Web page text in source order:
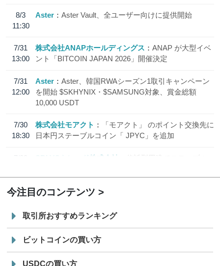
8/3
11:30
Aster Aster Vault、全ユーザー向けに提供開始
7/31
13:00
株式会社ANAPホールディングス
ANAP が大型イベ
ント「BITCOIN JAPAN 2026」開催決定
7/31
12:00
Aster
Aster、韓国RWAシーズン1取引キャンペーン
を開始 $SKHYNIX・$SAMSUNG対象、賞金総額
10,000 USDT
7/30
18:30
株式会社モアクト
「モアクト」 のポイント交換先に
日本円ステーブルコイン「 JPYC」を追加
7/29
SBI VCトレード株式会社
信託型円建てステーブル
今注目のコンテンツ
取引所おすすめランキング
ビットコインの買い方
USDCの買い方